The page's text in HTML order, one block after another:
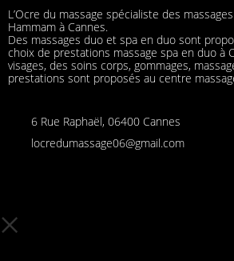
L’Ocre du massage spécialiste des
Hammam à Cannes.
Des massages duo et spa en duo sont
choix de prestations massage spa en duo à
visages, des soins corps, gommages,
prestations sont proposés au centre
6 Rue Raphaël, 06400 Cannes
locredumassage06@gmail.com